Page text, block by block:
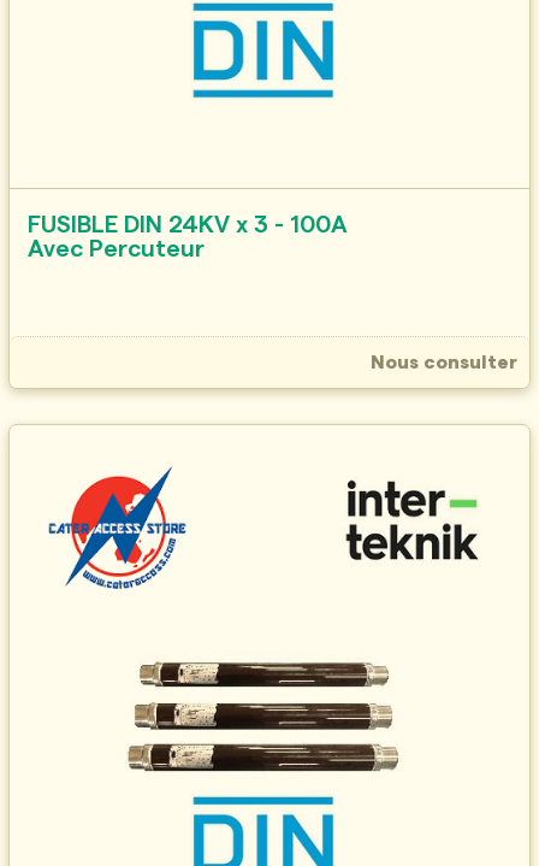
FUSIBLE DIN 24KV x 3 - 100A
Avec Percuteur
Nous consulter